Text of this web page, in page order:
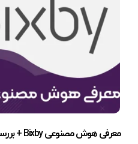
معرفی هوش مصنوعی Bixby + بررسی 6 قابلیت آن